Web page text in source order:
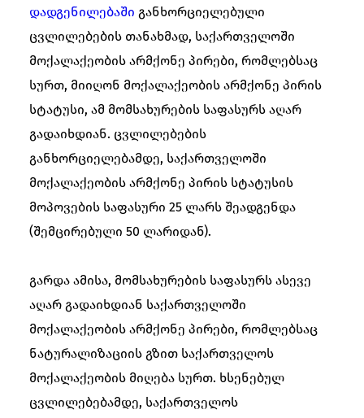
დადგენილებაში განხორციელებული
ცვლილებების თანახმად, საქართველოში
მოქალაქეობის არმქონე პირები, რომლებსაც
სურთ, მიიღონ მოქალაქეობის არმქონე პირის
სტატუსი, ამ მომსახურების საფასურს აღარ
გადაიხდიან. ცვლილებების
განხორციელებამდე, საქართველოში
მოქალაქეობის არმქონე პირის სტატუსის
მოპოვების საფასური 25 ლარს შეადგენდა
(შემცირებული 50 ლარიდან).
გარდა ამისა, მომსახურების საფასურს ასევე
აღარ გადაიხდიან საქართველოში
მოქალაქეობის არმქონე პირები, რომლებსაც
ნატურალიზაციის გზით საქართველოს
მოქალაქეობის მიღება სურთ. ხსენებულ
ცვლილებებამდე, საქართველოს